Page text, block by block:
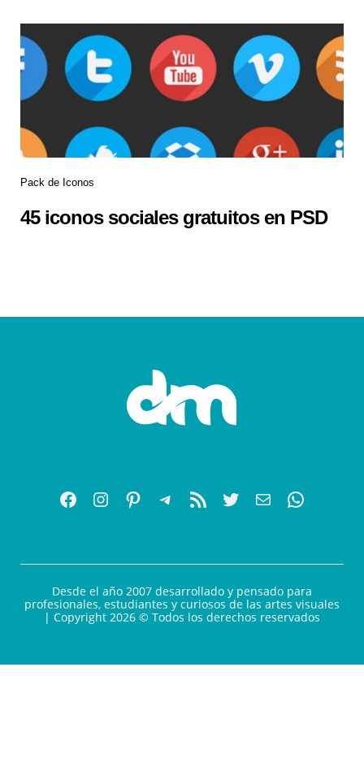
Pack de Iconos
45 iconos sociales gratuitos en PSD
Desde el año 2007 desarrollado y pensado para
profesionales, estudiantes y curiosos de las artes visuales
| Copyright 2026 © Todos los derechos reservados